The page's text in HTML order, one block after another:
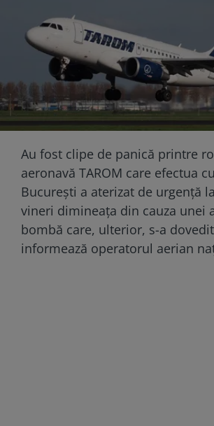
Au fost clipe de panică printre
aeronavă TAROM care efectua
București a aterizat de urgență
vineri dimineața din cauza unei
bombă care, ulterior, s-a
informează operatorul aerian